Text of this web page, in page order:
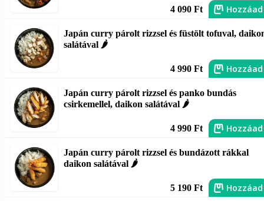
4 090 Ft Hozzáad
Japán curry párolt rizzsel és füstölt tofuval,
salátával 🌶️
4 990 Ft Hozzáad
Japán curry párolt rizzsel és panko bundás
csirkemellel, daikon salátával 🌶️
4 990 Ft Hozzáad
Japán curry párolt rizzsel és bundázott rákkal
daikon salátával 🌶️
5 190 Ft Hozzáad